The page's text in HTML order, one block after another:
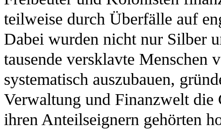
teilweise durch Überfälle auf
Dabei wurden nicht nur Silber
tausende versklavte
systematisch auszubauen,
Verwaltung und Finanzwelt
ihren Anteilseignern gehörten